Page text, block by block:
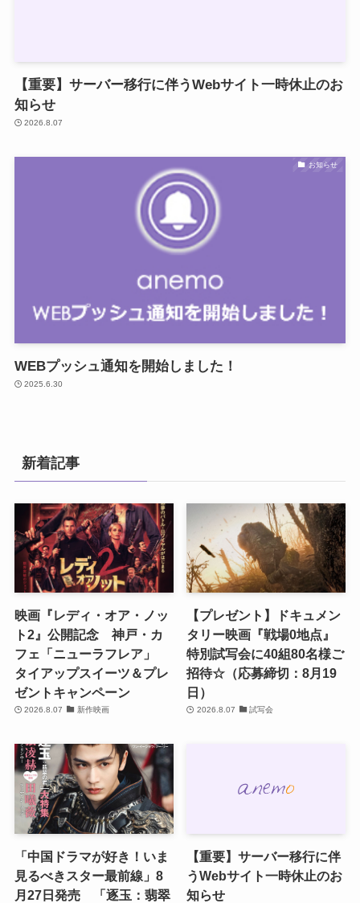
【重要】サーバー移行に伴うWebサイト一時休止のお
知らせ
2026.8.07
お知らせ
WEBプッシュ通知を開始しました！
2025.6.30
新着記事
映画『レディ・オア・ノッ
ト2』公開記念 神戸・カ
フェ「ニューラフレア」
タイアップスイーツ＆プレ
ゼントキャンペーン
2026.8.07 新作映画
【プレゼント】ドキュメン
タリー映画『戦場0地点』
特別試写会に40組80名様ご
招待☆（応募締切：8月19
日）
2026.8.07 試写会
「中国ドラマが好き！いま
見るべきスター最前線」8
月27日発売 「逐玉：翡翠
【重要】サーバー移行に伴
うWebサイト一時休止のお
知らせ